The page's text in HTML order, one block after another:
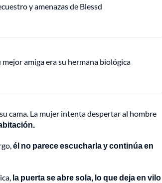
y amenazas de Blessd
amiga era su hermana biológica
cama. La mujer intenta despertar al hombre
él no parece escucharla y continúa en
la puerta se abre sola, lo que deja en vilo